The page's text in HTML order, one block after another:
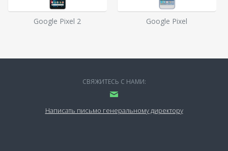
Google Pixel 2 Google Pixel
СВЯЖИТЕСЬ С НАМИ:
Написать письмо генеральному директору